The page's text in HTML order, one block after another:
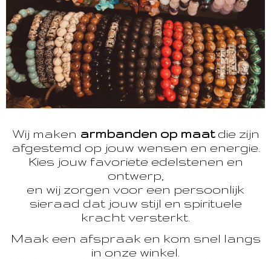
Wij maken armbanden op maatdie zijn
afgestemd op jouw wensen en energie.
Kies jouw favoriete edelstenen en
ontwerp,
en wij zorgen voor een persoonlijk
sieraad dat jouw stijl en spirituele
kracht versterkt.
Maak een afspraak en kom snel langs
in onze winkel.